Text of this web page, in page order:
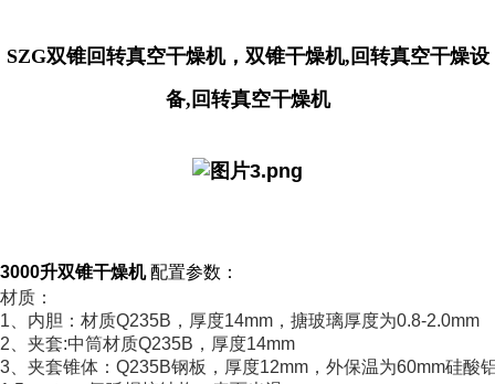
SZG双锥回转真空干燥机，双锥干燥机,回转真空干燥设
备,回转真空干燥机
3000升双锥干燥机 配置参数：
材质：
1、内胆：材质Q235B，厚度14mm，搪玻璃厚度为0.8-2.0mm
2、夹套:中筒材质Q235B，厚度14mm
3、夹套锥体：Q235B钢板，厚度12mm，外保温为60mm硅酸